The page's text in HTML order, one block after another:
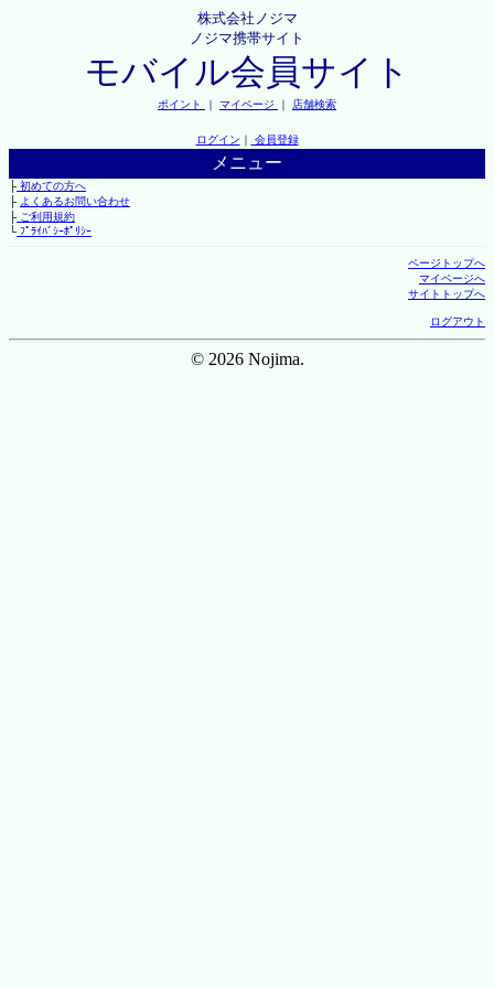
株式会社ノジマ
ノジマ携帯サイト
モバイル会員サイト
ポイント ｜ マイページ ｜ 店舗検索
ログイン ｜ 会員登録
メニュー
├初めての方へ
├ よくあるお問い合わせ
├ご利用規約
└ﾌﾟﾗｲﾊﾞｼｰﾎﾟﾘｼｰ
ページトップへ
マイページへ
サイトトップへ
ログアウト
© 2026 Nojima.